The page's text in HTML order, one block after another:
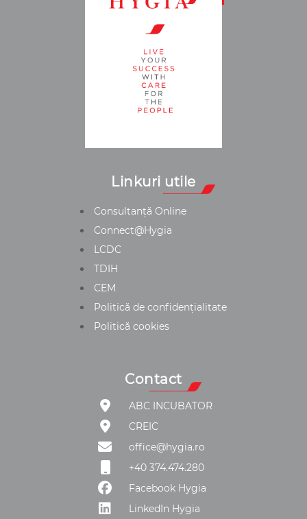
Linkuri utile
Consultanță Online
Connect@Hygia
LCDC
TDIH
CEM
Politică de confidențialitate
Politică cookies
Contact
ABC INCUBATOR
CREIC
office@hygia.ro
+40 374.474.280
Facebook Hygia
LinkedIn Hygia